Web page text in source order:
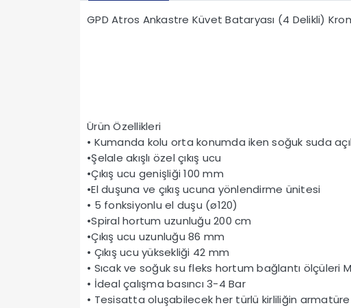
GPD Atros Ankastre Küvet Bataryası (4 Delikli)
Ürün Özellikleri
• Kumanda kolu orta konumda iken soğuk suda
•Şelale akışlı özel çıkış ucu
•Çıkış ucu genişliği 100 mm
•El duşuna ve çıkış ucuna yönlendirme ünitesi
• 5 fonksiyonlu el duşu (ø120)
•Spiral hortum uzunluğu 200 cm
•Çıkış ucu uzunluğu 86 mm
• Çıkış ucu yüksekliği 42 mm
• Sıcak ve soğuk su fleks hortum bağlantı ölçüleri
• İdeal çalışma basıncı 3-4 Bar
• Tesisatta oluşabilecek her türlü kirliliğin armatüre